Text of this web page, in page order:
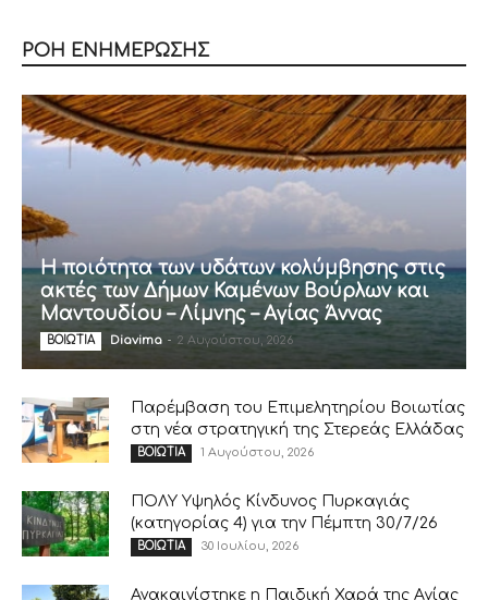
ΡΟΗ ΕΝΗΜΕΡΩΣΗΣ
Η ποιότητα των υδάτων κολύμβησης στις
ακτές των Δήμων Καμένων Βούρλων και
Μαντουδίου – Λίμνης – Αγίας Άννας
ΒΟΙΩΤΙΑ Diavima - 2 Αυγούστου, 2026
Παρέμβαση του Επιμελητηρίου Βοιωτίας
στη νέα στρατηγική της Στερεάς Ελλάδας
ΒΟΙΩΤΙΑ 1 Αυγούστου, 2026
ΠΟΛΥ Υψηλός Κίνδυνος Πυρκαγιάς
(κατηγορίας 4) για την Πέμπτη 30/7/26
ΒΟΙΩΤΙΑ 30 Ιουλίου, 2026
Ανακαινίστηκε η Παιδική Χαρά της Αγίας